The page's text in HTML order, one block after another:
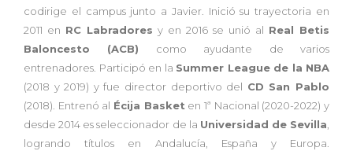
codirige el campus junto a Javier. Inició su trayectoria en
2011 en RC Labradores y en 2016 se unió al Real Betis
Baloncesto (ACB) como ayudante de varios
entrenadores. Participó en la Summer League de la NBA
(2018 y 2019) y fue director deportivo del CD San ​​Pablo
(2018). Entrenó al Écija Basket en 1ª Nacional (2020-2022) y
desde 2014 es seleccionador de la Universidad de Sevilla
logrando títulos en Andalucía, España y Europa.